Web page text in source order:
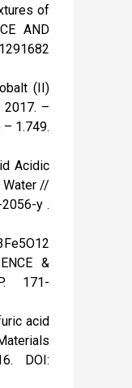
of
AND
(II)
2017. –
– 1.749.
Acidic
Water //
y .
&
171-
acid
DOI: